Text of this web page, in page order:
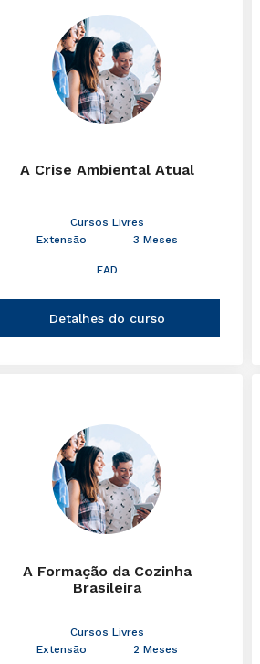
A Crise Ambiental Atual
Cursos Livres
Extensão
3 Meses
EAD
Detalhes do curso
A Formação da Cozinha
Brasileira
Cursos Livres
Extensão
2 Meses